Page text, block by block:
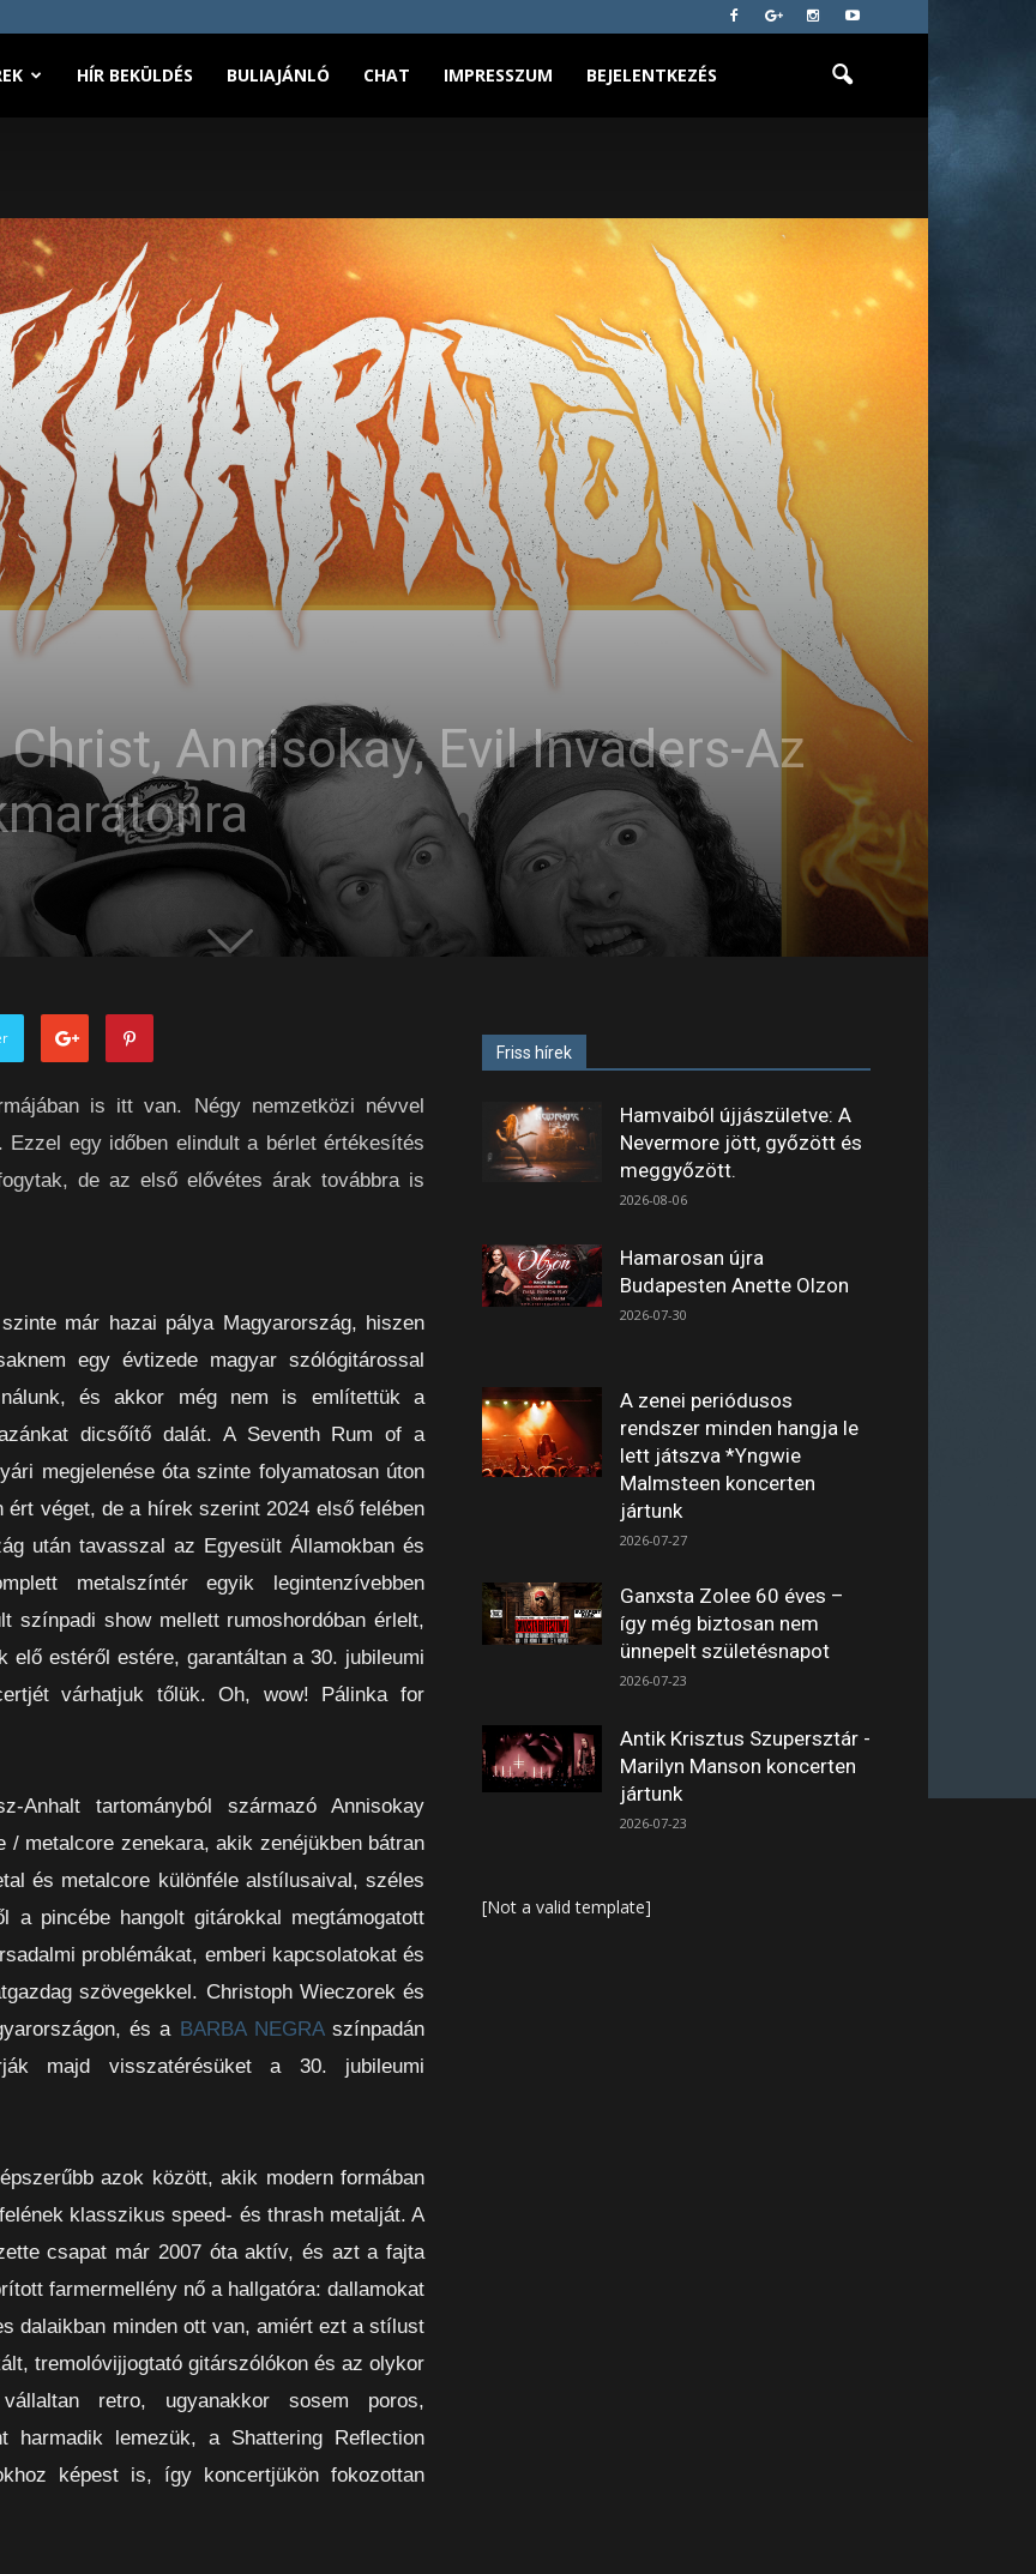
HÍR BEKÜLDÉS BULIAJÁNLÓ CHAT IMPRESSZUM BEJELENTKEZÉS
Annisokay, Evil Invaders-Az
is itt van. Négy nemzetközi névvel
egy időben elindult a bérlet értékesítés
de az első elővétes árak továbbra is
már hazai pálya Magyarország, hiszen
egy évtizede magyar szólógitárossal
nálunk, és akkor még nem is említettük a
dicsőítő dalát. A Seventh Rum of a
megjelenése óta szinte folyamatosan úton
véget, de a hírek szerint 2024 első felében
után tavasszal az Egyesült Államokban és
metalszíntér egyik legintenzívebben
színpadi show mellett rumoshordóban érlelt,
elő estéről estére, garantáltan a 30. jubileumi
várhatjuk tőlük. Oh, wow! Pálinka for
Anhalt tartományból származó Annisokay
/ metalcore zenekara, akik zenéjükben bátran
és metalcore különféle alstílusaival, széles
a pincébe hangolt gitárokkal megtámogatott
problémákat, emberi kapcsolatokat és
szövegekkel. Christoph Wieczorek és
és a BARBA NEGRAszínpadán
majd visszatérésüket a 30. jubileumi
azok között, akik modern formában
klasszikus speed- és thrash metalját. A
csapat már 2007 óta aktív, és azt a fajta
farmermellény nő a hallgatóra: dallamokat
dalaikban minden ott van, amiért ezt a stílust
tremolóvijjogtató gitárszólókon és az olykor
retro, ugyanakkor sosem poros,
harmadik lemezük, a Shattering Reflection
képest is, így koncertjükön fokozottan
Friss hírek
Hamvaiból újjászületve: A
Nevermore jött, győzött és
meggyőzött.
2026-08-06
Hamarosan újra
Budapesten Anette Olzon
2026-07-30
A zenei periódusos
rendszer minden hangja le
lett játszva *Yngwie
Malmsteen koncerten
jártunk
2026-07-27
Ganxsta Zolee 60 éves –
így még biztosan nem
ünnepelt születésnapot
2026-07-23
Antik Krisztus Szupersztár -
Marilyn Manson koncerten
jártunk
2026-07-23
[Not a valid template]